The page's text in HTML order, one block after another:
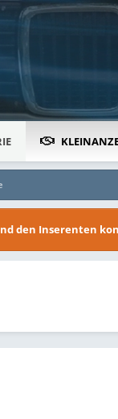
den Inserenten